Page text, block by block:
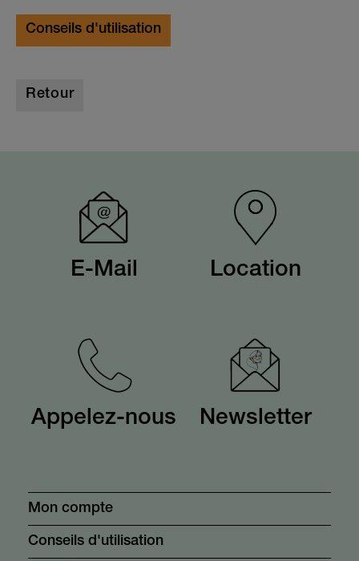
Conseils d'utilisation
Retour
E-Mail Location
Appelez-nous Newsletter
Mon compte
Conseils d'utilisation